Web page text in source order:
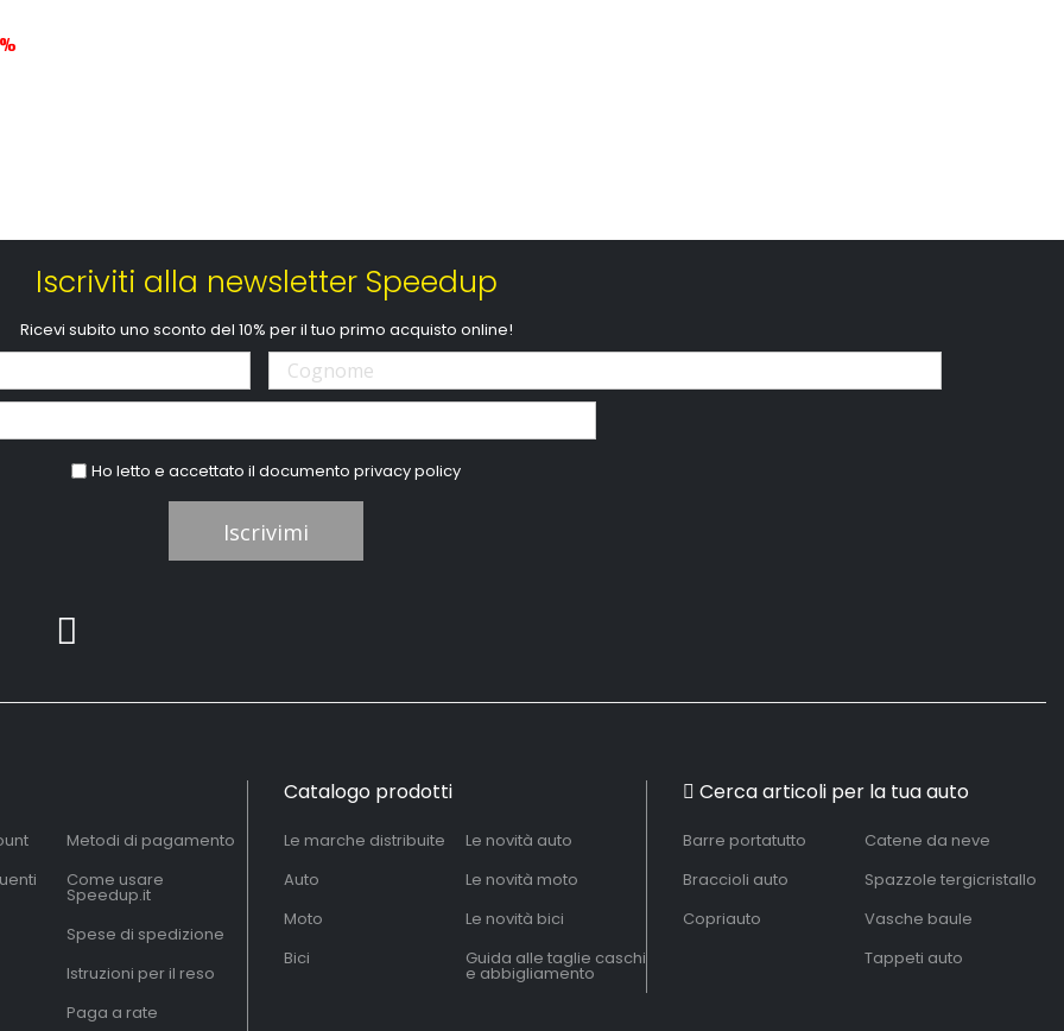
Iscriviti alla newsletter Speedup
Ricevi subito uno sconto del 10% per il tuo primo acquisto online!
Ho letto e accettato il documentoprivacy policy
Iscrivimi
Metodi di pagamento
Come usare
Speedup.it
Spese di spedizione
Istruzioni per il reso
Paga a rate
Catalogo prodotti
Le marche distribuite
Auto
Moto
Bici
Le novità auto
Le novità moto
Le novità bici
Guida alle taglie caschi
e abbigliamento
Cerca articoli per la tua auto
Barre portatutto
Braccioli auto
Copriauto
Catene da neve
Spazzole tergicristallo
Vasche baule
Tappeti auto